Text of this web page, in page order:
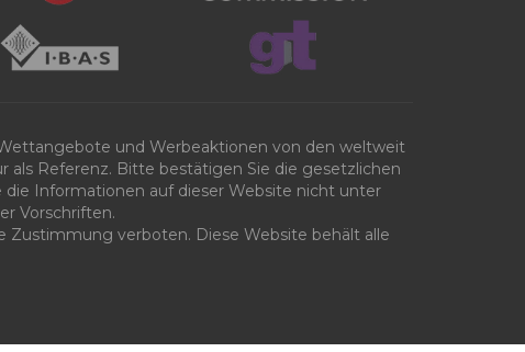
und Werbeaktionen von den weltweit
Referenz. Bitte bestätigen Sie die gesetzlichen
Informationen auf dieser Website nicht unter
Vorschriften.
Zustimmung verboten. Diese Website behält alle